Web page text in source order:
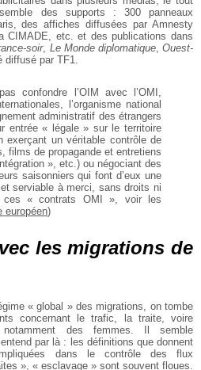
des supports : 300 panneaux
des affiches diffusées par Amnesty
CIMADE, etc. et des publications dans
soir, Le Monde diplomatique,Ouest-
diffusé par TF1.
confondre l’OIM avec l’OMI,
l’organisme national
administratif des étrangers
entrée « légale » sur le territoire
exerçant un véritable contrôle de
films de propagande et entretiens
», etc.) ou négociant des
saisonniers qui font d’eux une
serviable à merci, sans droits ni
ces « contrats OMI », voir les
européen)
les migrations de
« global » des migrations, on tombe
concernant le trafic, la traite, voire
notamment des femmes. Il semble
par là : les définitions que donnent
dans le contrôle des flux
», « esclavage » sont souvent floues.